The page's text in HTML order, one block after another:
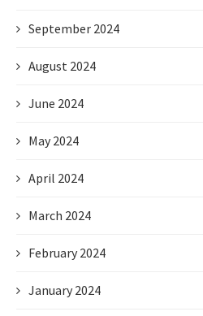
September 2024
August 2024
June 2024
May 2024
April 2024
March 2024
February 2024
January 2024